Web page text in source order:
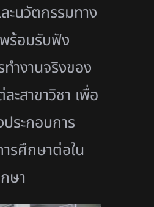
ะนวัตกรรมทาง
ร้อมรับฟัง
ำงานจริงของ
ะสาขาวิชา เพื่อ
ระกอบการ
รศึกษาต่อใน
ษา